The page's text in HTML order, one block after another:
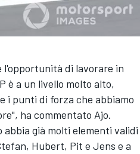
l'opportunità di lavorare in
è a un livello molto alto,
i punti di forza che abbiamo
ha commentato Ajo.
già molti elementi validi
Hubert, Pit e Jens e a